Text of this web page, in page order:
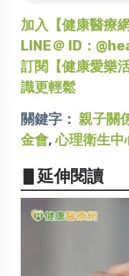
加入【健康醫療
LINE＠ ID：
訂閱【健康愛樂
識更輕鬆
關鍵字： 親子關
金會,心理衛生中
▋延伸閱讀